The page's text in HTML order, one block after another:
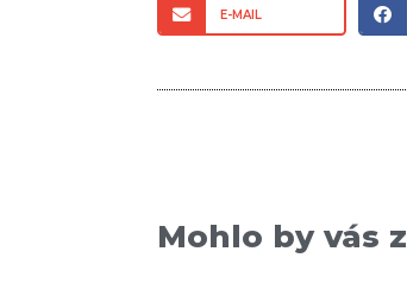
E-MAIL
Mohlo by vás